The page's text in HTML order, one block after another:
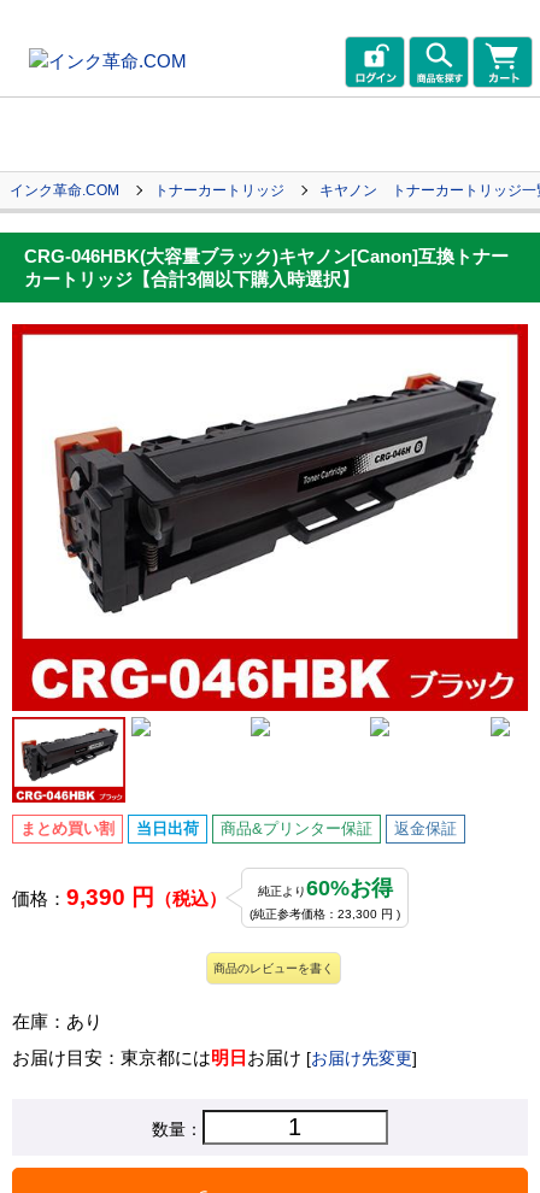
インク革命.COM トナーカートリッジ キヤノン トナーカートリッジ一
CRG-046HBK(大容量ブラック)キヤノン[Canon]互換トナー
カートリッジ【合計3個以下購入時選択】
まとめ買い割 当日出荷 商品&プリンター保証 返金保証
価格： 9,390 円 （税込） 純正より60%お得
(純正参考価格：23,300 円 )
商品のレビューを書く
在庫：あり
お届け目安：東京都には明日 お届け [お届け先変更]
数量：